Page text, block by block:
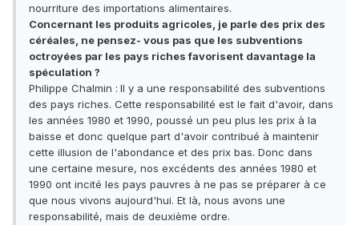
nourriture des importations alimentaires.
Concernant les produits agricoles, je parle des prix des
céréales, ne pensez- vous pas que les subventions
octroyées par les pays riches favorisent davantage la
spéculation ?
Philippe Chalmin : Il y a une responsabilité des subventions
des pays riches. Cette responsabilité est le fait d'avoir, dans
les années 1980 et 1990, poussé un peu plus les prix à la
baisse et donc quelque part d'avoir contribué à maintenir
cette illusion de l'abondance et des prix bas. Donc dans
une certaine mesure, nos excédents des années 1980 et
1990 ont incité les pays pauvres à ne pas se préparer à ce
que nous vivons aujourd'hui. Et là, nous avons une
responsabilité, mais de deuxième ordre.